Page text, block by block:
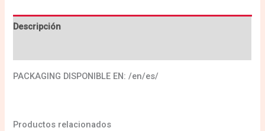
Descripción
PACKAGING DISPONIBLE EN: /en/es/
Productos relacionados